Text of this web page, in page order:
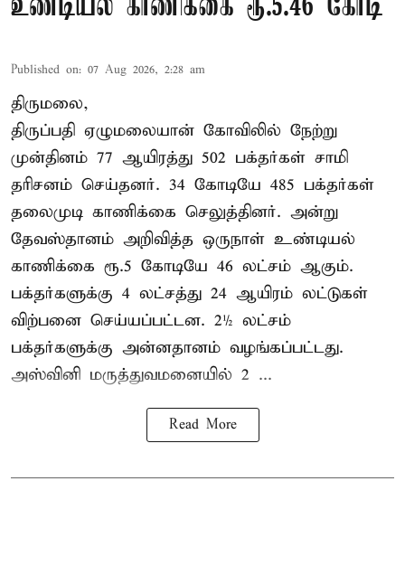
உண்டியல் காணிக்கை ரூ.5.46 கோடி
Published on: 07 Aug 2026, 2:28 am
திருமலை,
திருப்பதி ஏழுமலையான் கோவிலில் நேற்று
முன்தினம் 77 ஆயிரத்து 502 பக்தர்கள் சாமி
தரிசனம் செய்தனர். 34 கோடியே 485 பக்தர்கள்
தலைமுடி காணிக்கை செலுத்தினர். அன்று
தேவஸ்தானம் அறிவித்த ஒருநாள் உண்டியல்
காணிக்கை ரூ.5 கோடியே 46 லட்சம் ஆகும்.
பக்தர்களுக்கு 4 லட்சத்து 24 ஆயிரம் லட்டுகள்
விற்பனை செய்யப்பட்டன. 2½ லட்சம்
பக்தர்களுக்கு அன்னதானம் வழங்கப்பட்டது.
அஸ்வினி மருத்துவமனையில் 2 ...
Read More